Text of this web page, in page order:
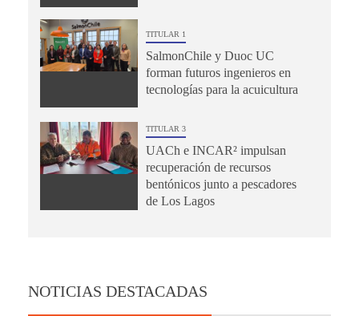
TITULAR 1
SalmonChile y Duoc UC
forman futuros ingenieros en
tecnologías para la acuicultura
TITULAR 3
UACh e INCAR² impulsan
recuperación de recursos
bentónicos junto a pescadores
de Los Lagos
NOTICIAS DESTACADAS